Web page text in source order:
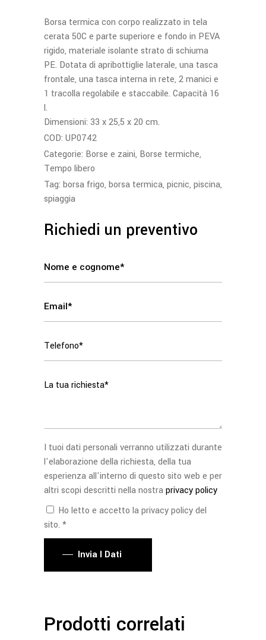
Borsa termica con corpo realizzato in tela
cerata 50C e parte superiore e fondo in PEVA
rigido, materiale isolante strato di schiuma
PE. Dotata di apribottiglie laterale, una tasca
frontale, una tasca interna in rete, 2 manici e
1 tracolla regolabile e staccabile. Capacità 16
l.
Dimensioni: 33 x 25,5 x 20 cm.
COD: UP0742
Categorie: Borse e zaini, Borse termiche,
Tempo libero
Tag: borsa frigo, borsa termica, picnic, piscina,
spiaggia
Richiedi un preventivo
I tuoi dati personali verranno utilizzati durante
l'elaborazione della richiesta, della tua
esperienza all'interno di questo sito web e per
altri scopi descritti nella nostraprivacy policy
Ho letto e accetto la privacy policy del
sito. *
Invia I Dati
Prodotti correlati